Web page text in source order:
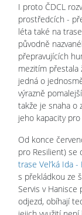
I proto ČDCL
prostředcích -
léta také na
původně
přepravujících
mezitím přestala
jedná o
výrazně
takže je snaha o
jeho kapacity
Od konce
pro Resilient) se
trase Vel’ká Ida
s překládkou ze
Servis v Hanisce
odjezd, obíhají